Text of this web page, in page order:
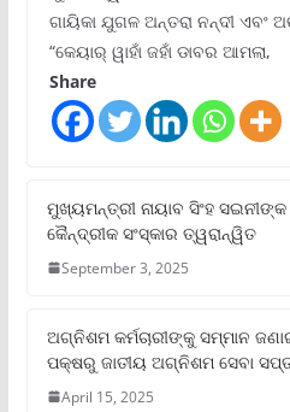
ଗାୟିକା ଯୁଗଳ ଅନ୍ତରା ନନ୍ଦୀ ଏବଂ
“କେୟାର୍ ୱାହାଁ ଜହାଁ ଡାବର ଆମଲା,
Share
ମୁଖ୍ୟମନ୍ତ୍ରୀ ନାୟାବ ସିଂହ
କୈନ୍ଦ୍ରୀକ ସଂସ୍କାର ତ୍ୱରାନ୍ୱିତ
September 3, 2025
ଅଗ୍ନିଶମ କର୍ମଚାରୀଙ୍କୁ ସମ୍ମାନ
ପକ୍ଷରୁ ଜାତୀୟ ଅଗ୍ନିଶମ ସେବା
April 15, 2025